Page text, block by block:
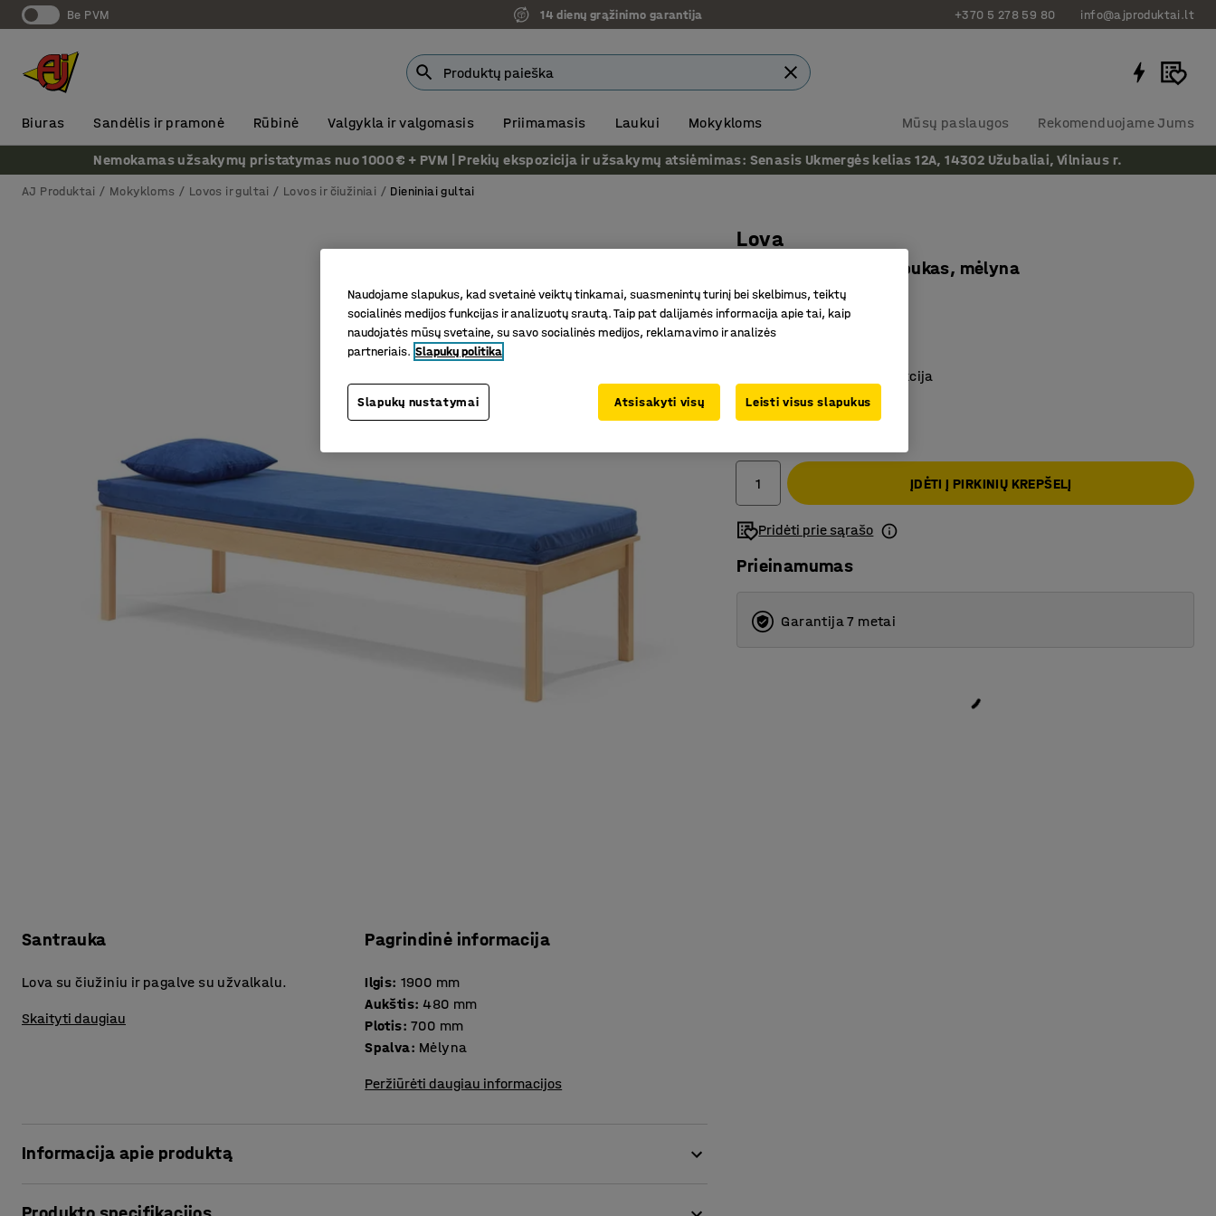
Be PVM 14 dienų grąžinimo garantija +370 5 278 59 80 info@ajproduktai.lt
Biuras Sandėlis ir pramonė Rūbinė Valgykla ir valgomasis Priimamasis Laukui Mokykloms Mūsų paslaugos Rekomenduojame Jums
Nemokamas užsakymų pristatymas nuo 1000 € + PVM | Prekių ekspozicija ir užsakymų atsiėmimas: Senasis Ukmergės kelias 12A, 14302 Užubaliai, Vilniaus r.
AJ Produktai Mokykloms Lovos ir gultai Lovos ir čiužiniai Dieniniai gultai
Santrauka
Lova su čiužiniu ir pagalve su užvalkalu.
Skaityti daugiau
Pagrindinė informacija
Ilgis: 1900 mm
Aukštis: 480 mm
Plotis: 700 mm
Spalva: Mėlyna
Peržiūrėti daugiau informacijos
Informacija apie produktą
Lova
1900x700x480mm, bukas, mėlyna
Prekės kodas:135212
Nuimamas užvalkalas
Buko medienos konstrukcija
325.-€
ĮDĖTI Į PIRKINIŲ KREPŠELĮ
Pridėti prie sąrašo
Prieinamumas
Garantija 7 metai
Naudojame slapukus, kad svetainė veiktų tinkamai, suasmenintų turinį bei skelbimus, teiktų
socialinės medijos funkcijas ir analizuotų srautą. Taip pat dalijamės informacija apie tai, kaip
naudojatės mūsų svetaine, su savo socialinės medijos, reklamavimo ir analizės
partneriais. Slapukų politika
Slapukų nustatymai Atsisakyti visų Leisti visus slapukus